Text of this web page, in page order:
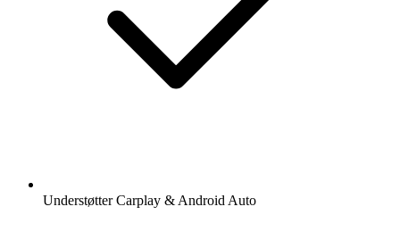
Understøtter Carplay & Android Auto